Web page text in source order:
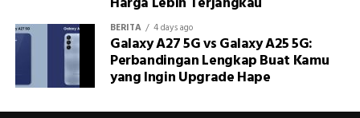
BERITA 4 days ago
Galaxy A27 5G vs Galaxy A25 5G:
Perbandingan Lengkap Buat Kamu
yang Ingin Upgrade Hape